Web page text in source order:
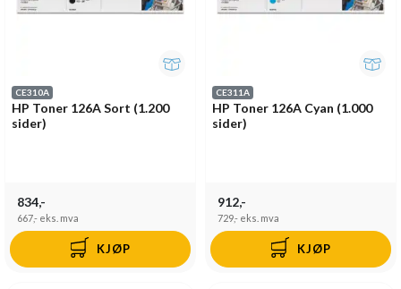
CE310A
HP Toner 126A Sort (1.200
sider)
834,-
667,- eks. mva
KJØP
CE311A
HP Toner 126A Cyan (1.000
sider)
912,-
729,- eks. mva
KJØP